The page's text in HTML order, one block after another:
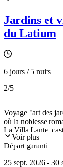
Jardins et
du Latium
6 jours / 5 nuits
2/5
Voyage "art des
où la noblesse
La Villa Lante,
sacré de
à Tivoli... ici l'art
Voir plus
Départ garanti
25 sept. 2026 - 30